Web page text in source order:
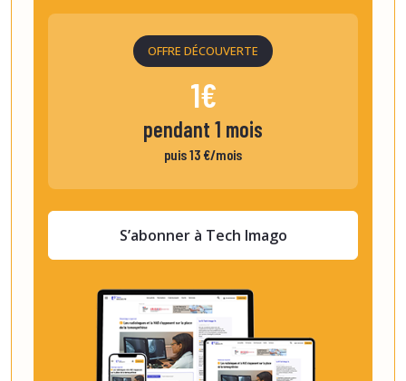
OFFRE DÉCOUVERTE
1€
pendant 1 mois
puis 13 €/mois
S’abonner à Tech Imago